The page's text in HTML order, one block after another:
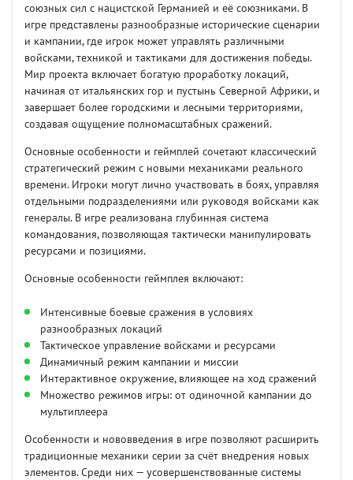
союзных сил с нацистской Германией и её союзниками. В
игре представлены разнообразные исторические сценарии
и кампании, где игрок может управлять различными
войсками, техникой и тактиками для достижения победы.
Мир проекта включает богатую проработку локаций,
начиная от итальянских гор и пустынь Северной Африки, и
завершает более городскими и лесными территориями,
создавая ощущение полномасштабных сражений.
Основные особенности и геймплей сочетают классический
стратегический режим с новыми механиками реального
времени. Игроки могут лично участвовать в боях, управляя
отдельными подразделениями или руководя войсками как
генералы. В игре реализована глубинная система
командования, позволяющая тактически манипулировать
ресурсами и позициями.
Основные особенности геймплея включают:
Интенсивные боевые сражения в условиях
разнообразных локаций
Тактическое управление войсками и ресурсами
Динамичный режим кампании и миссии
Интерактивное окружение, влияющее на ход сражений
Множество режимов игры: от одиночной кампании до
мультиплеера
Особенности и нововведения в игре позволяют расширить
традиционные механики серии за счёт внедрения новых
элементов. Среди них — усовершенствованные системы